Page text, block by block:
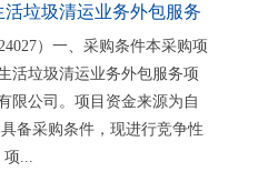
垃圾清运业务外包服务
）一、采购条件本采购项
活垃圾清运业务外包服务项
限公司。项目资金来源为自
备采购条件，现进行竞争性
项...